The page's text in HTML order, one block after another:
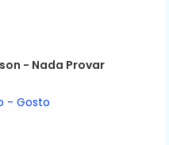
- Nada Provar